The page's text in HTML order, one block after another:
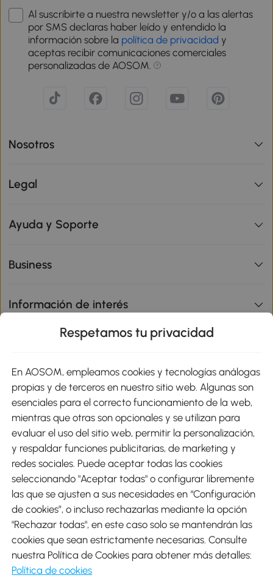
Al suscribirte a nuestra newsletter y/o a las alertas
por SMS declaras haber leído y entendido la
información sobre la política de privacidad y
aceptas recibir comunicaciones comerciales
personalizadas de AOSOM.
Nosotros
Legal
Ayuda y Soporte
Business
Información de interés
Métodos de Pago
Envíos
Descargar Aosom App
Google Play
Respetamos tu privacidad
En AOSOM, empleamos cookies y tecnologías análogas
propias y de terceros en nuestro sitio web. Algunas son
esenciales para el correcto funcionamiento de la web,
mientras que otras son opcionales y se utilizan para
evaluar el uso del sitio web, permitir la personalización,
y respaldar funciones publicitarias, de marketing y
redes sociales. Puede aceptar todas las cookies
seleccionando "Aceptar todas" o configurar libremente
las que se ajusten a sus necesidades en “Configuración
de cookies”, o incluso rechazarlas mediante la opción
"Rechazar todas", en este caso solo se mantendrán las
cookies que sean estrictamente necesarias. Consulte
nuestra Política de Cookies para obtener más detalles:
Política de cookies